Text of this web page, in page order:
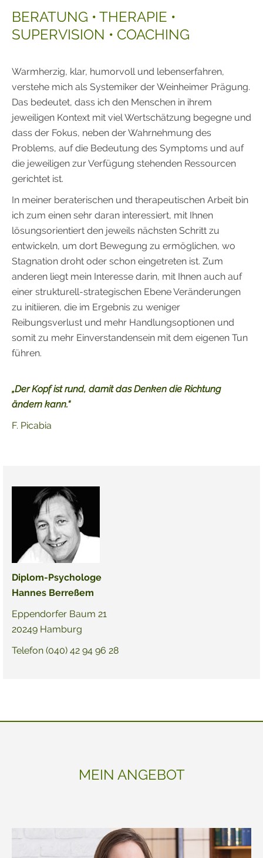
BERATUNG • THERAPIE •
SUPERVISION • COACHING
Warmherzig, klar, humorvoll und lebenserfahren,
verstehe mich als Systemiker der Weinheimer Prägung.
Das bedeutet, dass ich den Menschen in ihrem
jeweiligen Kontext mit viel Wertschätzung begegne und
dass der Fokus, neben der Wahrnehmung des
Problems, auf die Bedeutung des Symptoms und auf
die jeweiligen zur Verfügung stehenden Ressourcen
gerichtet ist.
In meiner beraterischen und therapeutischen Arbeit bin
ich zum einen sehr daran interessiert, mit Ihnen
lösungsorientiert den jeweils nächsten Schritt zu
entwickeln, um dort Bewegung zu ermöglichen, wo
Stagnation droht oder schon eingetreten ist. Zum
anderen liegt mein Interesse darin, mit Ihnen auch auf
einer strukturell-strategischen Ebene Veränderungen
zu initiieren, die im Ergebnis zu weniger
Reibungsverlust und mehr Handlungsoptionen und
somit zu mehr Einverstandensein mit dem eigenen Tun
führen.
„Der Kopf ist rund, damit das Denken die Richtung
ändern kann.“
F. Picabia
Diplom-Psychologe
Hannes Berreßem
Eppendorfer Baum 21
20249 Hamburg
Telefon (040) 42 94 96 28
MEIN ANGEBOT